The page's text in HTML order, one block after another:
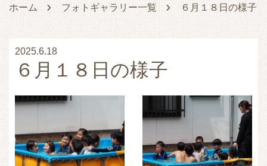
ホーム フォトギャラリー一覧 ６月１８日の様子
2025.6.18
６月１８日の様子